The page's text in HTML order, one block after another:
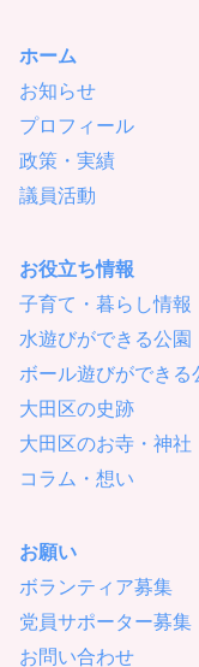
ホーム
お知らせ
プロフィール
政策・実績
議員活動
お役立ち情報
子育て・暮らし情報
水遊びができる公園
ボール遊びができる
大田区の史跡
大田区のお寺・神社
コラム・想い
お願い
ボランティア募集
党員サポーター募集
お問い合わせ